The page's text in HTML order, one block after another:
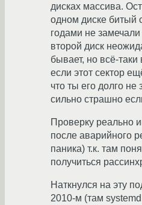
дисках массива.
одном диске битый
годами не замечали
второй диск
бывает, но всё-
если этот сектор
что ты его долго
сильно страшно
Проверку реально
после аварийного
паника) т.к. там
получиться
Наткнулся на эту
2010-м (там